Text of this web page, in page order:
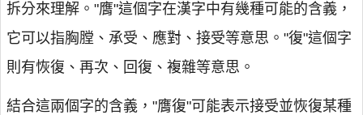
拆分來理解。"膺"這個字在漢字中有幾種可能的含義，
它可以指胸膛、承受、應對、接受等意思。"復"這個字
則有恢復、再次、回復、複雜等意思。
結合這兩個字的含義，"膺復"可能表示接受並恢復某種